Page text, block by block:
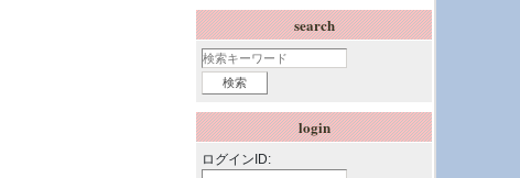
search
login
ログインID: